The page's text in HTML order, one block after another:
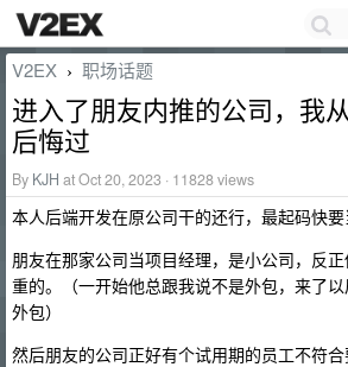
V2EX › 职场话题
进入了朋友内推的公司，我
后悔过
By KJH at Oct 20, 2023 · 11828 views
本人后端开发在原公司干的还行，最起码快要
朋友在那家公司当项目经理，是小公司，反
重的。（一开始他总跟我说不是外包，来了
外包）
然后朋友的公司正好有个试用期的员工不符